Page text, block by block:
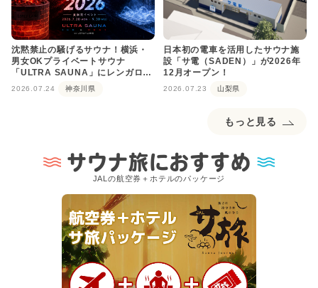
沈黙禁止の騒げるサウナ！横浜・
男女OKプライベートサウナ
「ULTRA SAUNA」にレンガロウ
リュが登場
2026.07.24 神奈川県
日本初の電車を活用したサウナ施
設「サ電（SADEN）」が2026年
12月オープン！
2026.07.23 山梨県
もっと見る
サウナ旅におすすめ
JALの航空券＋ホテルのパッケージ